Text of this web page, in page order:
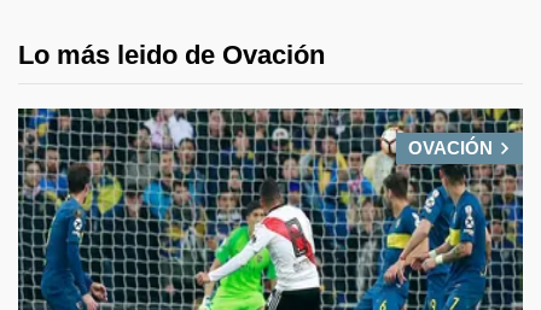
Lo más leido de Ovación
OVACIÓN